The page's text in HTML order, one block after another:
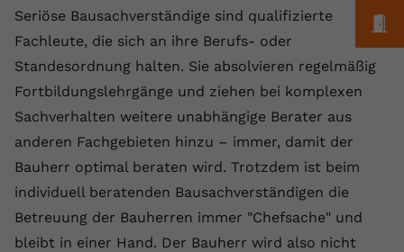
Seriöse Bausachverständige sind qualifizierte
Fachleute, die sich an ihre Berufs- oder
Standesordnung halten. Sie absolvieren regelmäßig
Fortbildungslehrgänge und ziehen bei komplexen
Sachverhalten weitere unabhängige Berater aus
anderen Fachgebieten hinzu – immer, damit der
Bauherr optimal beraten wird. Trotzdem ist beim
individuell beratenden Bausachverständigen die
Betreuung der Bauherren immer "Chefsache" und
bleibt in einer Hand. Der Bauherr wird also nicht